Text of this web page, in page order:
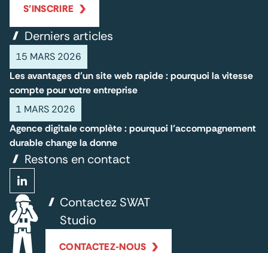
S'INSCRIRE
Derniers articles
15 MARS 2026
Les avantages d'un site web rapide : pourquoi la vitesse
compte pour votre entreprise
1 MARS 2026
Agence digitale complète : pourquoi l’accompagnement
durable change la donne
Restons en contact
Contactez SWAT
Studio
CONTACTEZ-NOUS